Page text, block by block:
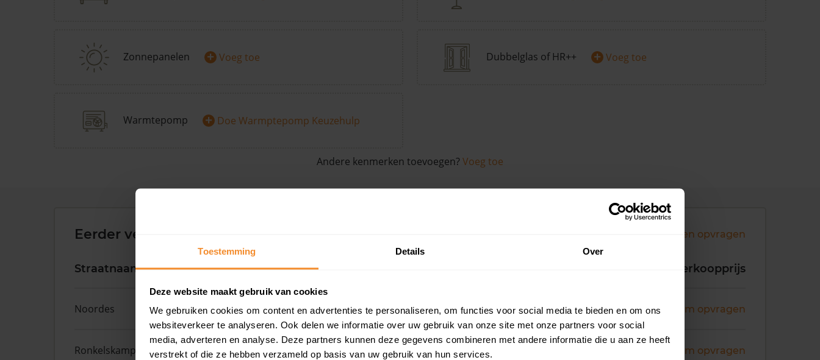
Toestemming Details Over
Deze website maakt gebruik van cookies
We gebruiken cookies om content en advertenties te personaliseren, om functies voor social media te bieden en om ons
websiteverkeer te analyseren. Ook delen we informatie over uw gebruik van onze site met onze partners voor social
media, adverteren en analyse. Deze partners kunnen deze gegevens combineren met andere informatie die u aan ze heeft
verstrekt of die ze hebben verzameld op basis van uw gebruik van hun services.
Zonnepanelen + Voeg toe Dubbelglas of HR++ + Voeg toe
Warmtepomp + Doe Warmptepomp Keuzehulp
Andere kenmerken toevoegen? Voeg toe
Eerder verkochte woningen in de buurt Andere koopsommen opvragen
Straatnaam Huisnr. Woonoppervlak Verkoopprijs
Noordes 10 158 m2 537 m2 18 juni 2026 Koopsom opvragen
Ronkelskamp 32 127 m2 751 m2 Koopsom opvragen